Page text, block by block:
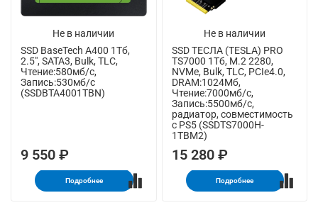
Не в наличии
SSD BaseTech A400 1Тб,
2.5", SATA3, Bulk, TLC,
Чтение:580мб/с,
Запись:530мб/с
(SSDBTA4001TBN)
9 550 ₽
Подробнее
Не в наличии
SSD ТЕСЛА (TESLA) PRO
TS7000 1Тб, M.2 2280,
NVMe, Bulk, TLC, PCIe4.0,
DRAM:1024Мб,
Чтение:7000мб/с,
Запись:5500мб/с,
радиатор, совместимость
с PS5 (SSDTS7000H-
1TBM2)
15 280 ₽
Подробнее